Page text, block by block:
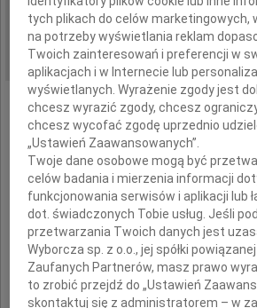
REGION: Warszawa
DATA EMISJI: 23.02.2010
Mai
z wielkim
przekazuję
i słowa
tych plikach do celów marketingowych,
na potrzeby wyświetlania reklam
Twoich zainteresowań i preferencji w
aplikacjach i w Internecie lub
wyświetlanych. Wyrażenie zgody jest
chcesz wyrazić zgody, chcesz
chcesz wycofać zgodę uprzednio
„Ustawień Zaawansowanych”.
Twoje dane osobowe mogą być
celów badania i mierzenia informacji
funkcjonowania serwisów i aplikacji lub
dot. świadczonych Tobie usług. Jeśli
przetwarzania Twoich danych jest
Wyborcza sp. z o.o., jej spółki
Zaufanych Partnerów, masz prawo
to zrobić przejdź do „Ustawień
skontaktuj się z administratorem – w